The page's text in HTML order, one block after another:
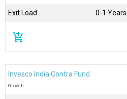
Exit Load 0-1
add_shopping_cart
Invesco India Contra Fund
Growth